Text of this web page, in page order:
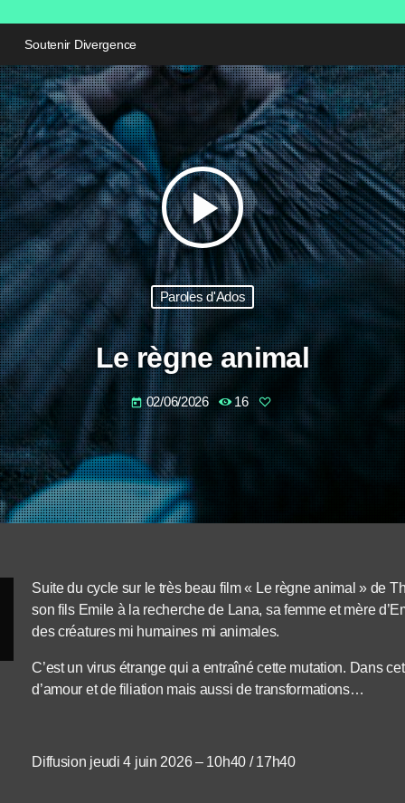
Soutenir Divergence
play_arrow
Paroles d'Ados
Le règne animal
today 02/06/2026 16
Suite du cycle sur le très beau film « Le règne animal » de
son fils Emile à la recherche de Lana, sa femme et mère
des créatures mi humaines mi animales.
C’est un virus étrange qui a entraîné cette mutation. Dans
d’amour et de filiation mais aussi de transformations…
Diffusion jeudi 4 juin 2026 – 10h40 / 17h40